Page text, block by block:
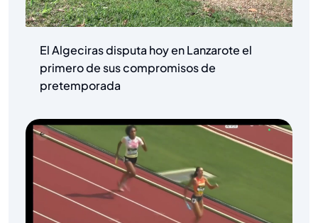
El Algeciras disputa hoy en Lanzarote el
primero de sus compromisos de
pretemporada